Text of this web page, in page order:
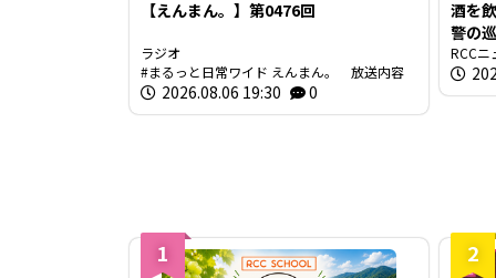
【えんまん。】第0476回
ラジオ
まるっと日常ワイド えんまん。 放送内容
2026.08.06 19:30 0
酒を
警の
間半
のア
RCCニ
1 2